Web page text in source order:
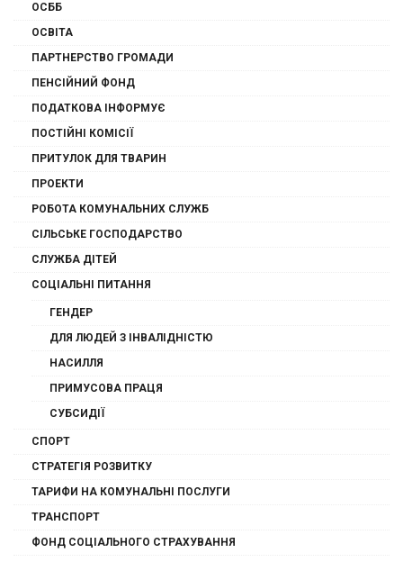
ОСББ
ОСВІТА
ПАРТНЕРСТВО ГРОМАДИ
ПЕНСІЙНИЙ ФОНД
ПОДАТКОВА ІНФОРМУЄ
ПОСТІЙНІ КОМІСІЇ
ПРИТУЛОК ДЛЯ ТВАРИН
ПРОЕКТИ
РОБОТА КОМУНАЛЬНИХ СЛУЖБ
СІЛЬСЬКЕ ГОСПОДАРСТВО
СЛУЖБА ДІТЕЙ
СОЦІАЛЬНІ ПИТАННЯ
ГЕНДЕР
ДЛЯ ЛЮДЕЙ З ІНВАЛІДНІСТЮ
НАСИЛЛЯ
ПРИМУСОВА ПРАЦЯ
СУБСИДІЇ
СПОРТ
СТРАТЕГІЯ РОЗВИТКУ
ТАРИФИ НА КОМУНАЛЬНІ ПОСЛУГИ
ТРАНСПОРТ
ФОНД СОЦІАЛЬНОГО СТРАХУВАННЯ